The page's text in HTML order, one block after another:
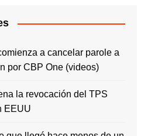
a cancelar parole a
por CBP One (videos)
la revocación del TPS
EEUU